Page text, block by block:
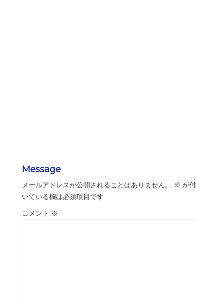
Message
メールアドレスが公開されることはありません。 ※ が付
いている欄は必須項目です
コメント ※